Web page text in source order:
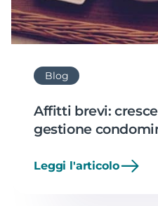
Blog
Affitti brevi:
gestione
Leggi l'articolo